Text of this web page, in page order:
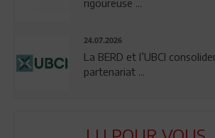
rigoureuse ...
24.07.2026
La BERD et l’UBCI
partenariat ...